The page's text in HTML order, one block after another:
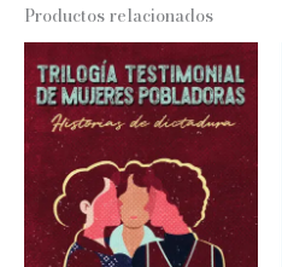
Productos relacionados